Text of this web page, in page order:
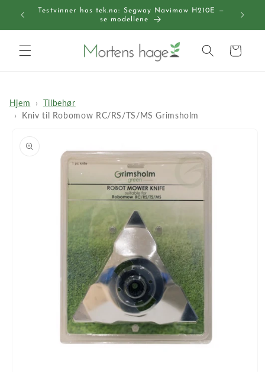
til
Testvinner hos tek.no: Segway Navimow H210E —
se modellene
Handlekurv
Hjem
Tilbehør
Kniv til Robomow RC/RS/TS/MS Grimsholm